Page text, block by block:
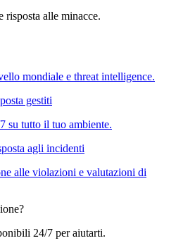
risposta alle minacce.
mondiale e threat intelligence.
gestiti
su tutto il tuo ambiente.
agli incidenti
alle violazioni e valutazioni di
24/7 per aiutarti.